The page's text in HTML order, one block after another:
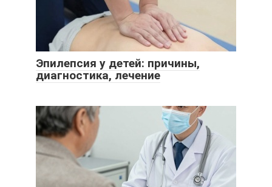
Эпилепсия у детей: причины,
диагностика, лечение